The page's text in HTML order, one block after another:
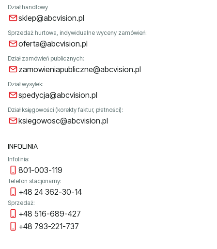
Dział handlowy
sklep@abcvision.pl
Sprzedaż hurtowa, indywidualne wyceny zamówień:
oferta@abcvision.pl
Dział zamówień publicznych:
zamowieniapubliczne@abcvision.pl
Dział wysyłek:
spedycja@abcvision.pl
Dział księgowości (korekty faktur, płatności):
ksiegowosc@abcvision.pl
INFOLINIA
Infolinia:
801-003-119
Telefon stacjonarny:
+48 24 362-30-14
Sprzedaż:
+48 516-689-427
+48 793-221-737